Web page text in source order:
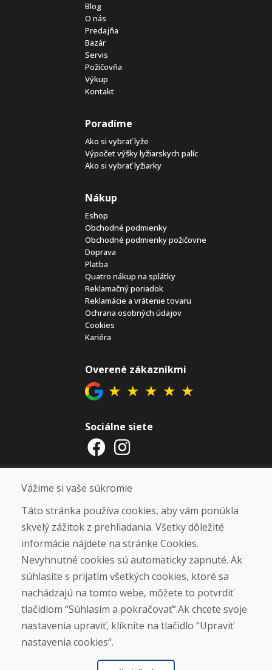
Blog
O nás
Predajňa
Bazár
Servis
Požičovňa
Výkup
Kontakt
Poradíme
Ako si vybrať lyže
Výpočet výšky lyžiarskych palíc
Ako si vybrať lyžiarky
Nákup
Eshop
Obchodné podmienky
Obchodné podmienky požičovne
Doprava
Platba
Quatro nákup na splátky
Reklamačný poriadok
Reklamácie a vrátenie tovaru
Ochrana osobných údajov
Cookies
Kariéra
Overené zákazníkmi
★ ★ ★ ★ ★
Sociálne siete
Otváracie hodiny
UKONČENÁ. ĎAKUJEME VÁM ZA
PRIAZEŇ A TEŠÍME SA NA VÁS OPÄŤ
OD 14. 9. 2026.
Nájsť na Google mape
Vážime si vaše súkromie
Táto stránka používa cookies, aby vám ponúkla
skvelý zážitok z prehliadania. Všetky dôležité
informácie nájdete na stránke Cookies.
Nevyhnutné cookies sú automaticky zapnuté. Ak
súhlasíte s prijatím všetkých cookies, ktoré sa
nachádzajú na tomto webe, môžete to potvrdiť
tlačidlom “Súhlasím a pokračovať“.Ak chcete svoje
nastavenia upraviť, kliknite na tlačidlo “Upraviť
nastavenia cookies“.